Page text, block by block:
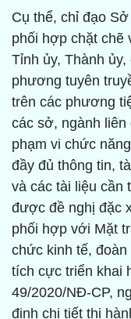
Cụ thể, chỉ đạo
phối hợp chặt chẽ
Tỉnh ủy, Thành
phương tuyên
trên các phương
các sở, ngành liên
phạm vi chức
đầy đủ thông tin,
và các tài liệu cần
được đề nghị đặc
phối hợp với Mặt
chức kinh tế,
tích cực triển khai
49/2020/NĐ-CP,
định chi tiết thi